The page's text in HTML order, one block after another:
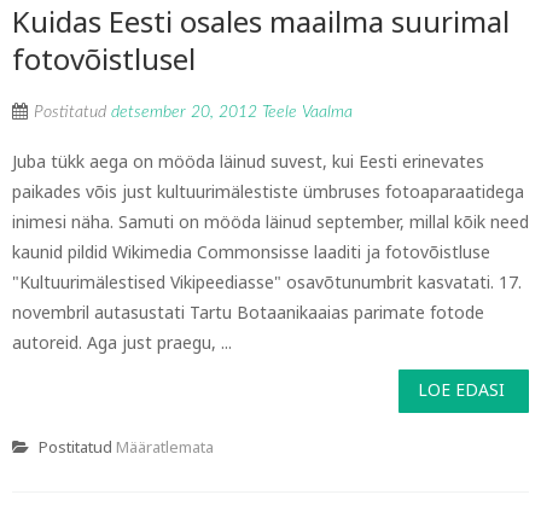
Kuidas Eesti osales maailma suurimal
fotovõistlusel
Postitatud detsember 20, 2012 Teele Vaalma
Juba tükk aega on mööda läinud suvest, kui Eesti erinevates
paikades võis just kultuurimälestiste ümbruses fotoaparaatidega
inimesi näha. Samuti on mööda läinud september, millal kõik need
kaunid pildid Wikimedia Commonsisse laaditi ja fotovõistluse
"Kultuurimälestised Vikipeediasse" osavõtunumbrit kasvatati. 17.
novembril autasustati Tartu Botaanikaaias parimate fotode
autoreid. Aga just praegu, ...
LOE EDASI
Postitatud Määratlemata